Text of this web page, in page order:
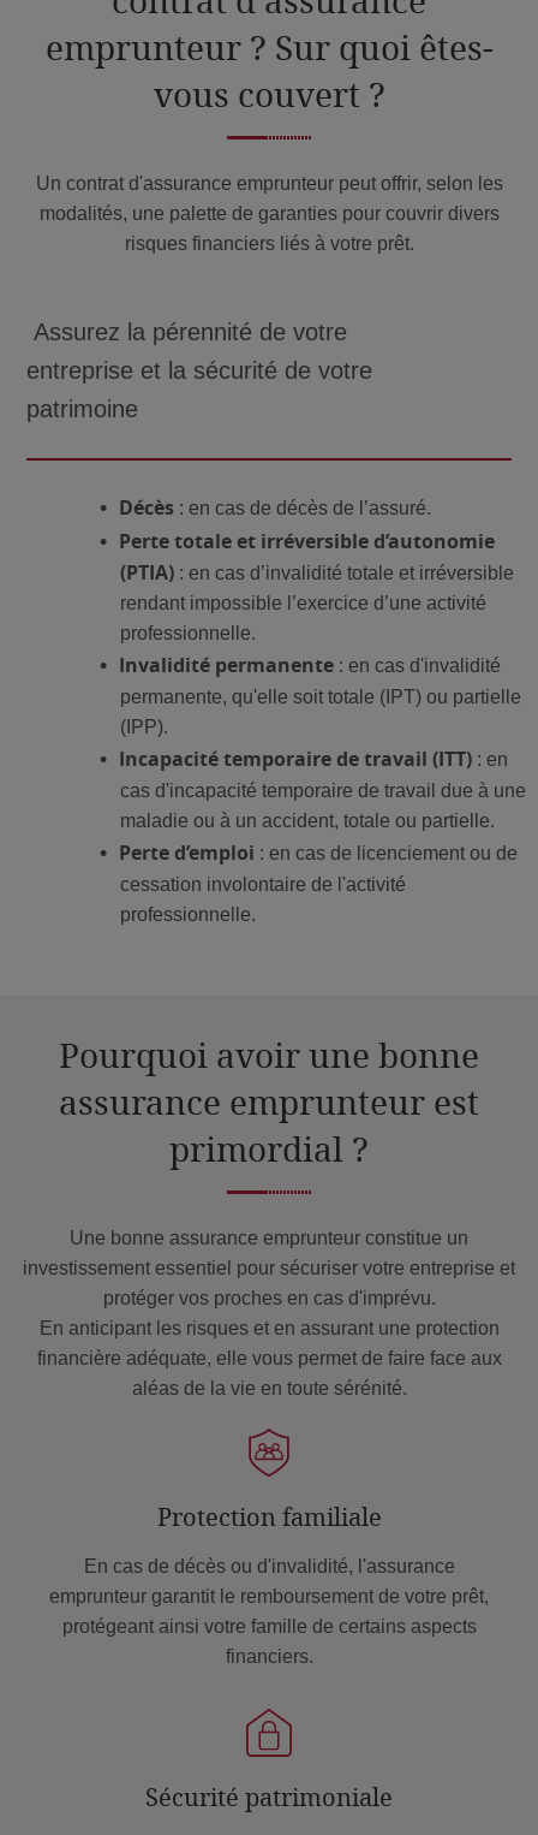
emprunteur ? Sur quoi êtes-
vous couvert ?
Un contrat d'assurance emprunteur peut offrir, selon les
modalités, une palette de garanties pour couvrir divers
risques financiers liés à votre prêt.
Assurez la pérennité de votre
entreprise et la sécurité de votre
patrimoine
Décès : en cas de décès de l’assuré.
Perte totale et irréversible d’autonomie
(PTIA) : en cas d’invalidité totale et irréversible
rendant impossible l’exercice d’une activité
professionnelle.
Invalidité permanente : en cas d'invalidité
permanente, qu'elle soit totale (IPT) ou partielle
(IPP).
Incapacité temporaire de travail (ITT) : en
cas d'incapacité temporaire de travail due à une
maladie ou à un accident, totale ou partielle.
Perte d’emploi : en cas de licenciement ou de
cessation involontaire de l'activité
professionnelle.
Pourquoi avoir une bonne
assurance emprunteur est
primordial ?
Une bonne assurance emprunteur constitue un
investissement essentiel pour sécuriser votre entreprise et
protéger vos proches en cas d'imprévu.
En anticipant les risques et en assurant une protection
financière adéquate, elle vous permet de faire face aux
aléas de la vie en toute sérénité.
Protection familiale
En cas de décès ou d'invalidité, l'assurance
emprunteur garantit le remboursement de votre prêt,
protégeant ainsi votre famille de certains aspects
financiers.
Sécurité patrimoniale